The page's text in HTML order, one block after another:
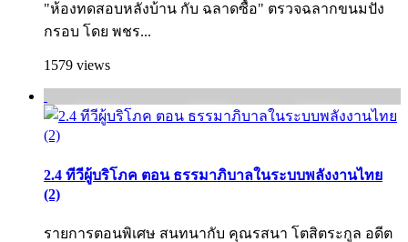
"ห้องทดสอบหลังบ้าน กับ ฉลาดซื้อ" ตรวจฉลากขนมปัง
กรอบ โดย พชร...
1579 views
2.4 ทีวีผู้บริโภค ตอน ธรรมาภิบาลในระบบพลังงานไทย
(2)
รายการตอนพิเศษ สนทนากับ คุณรสนา โตสิตระกูล อดีต